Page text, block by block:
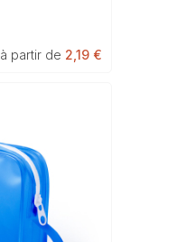
à partir de 2,19 €